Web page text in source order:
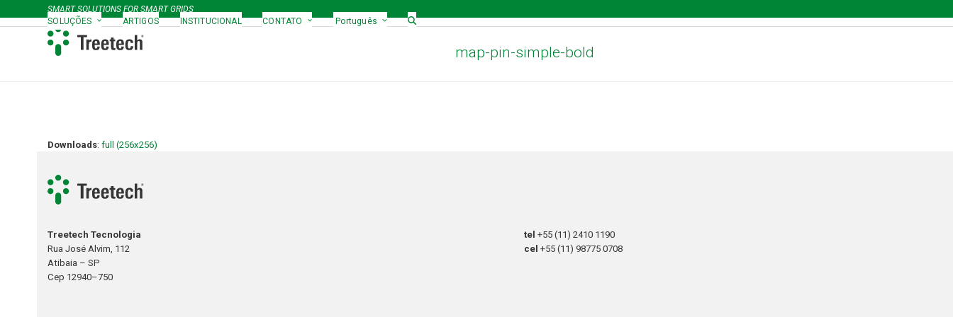
to
SMART SOLUTIONS FOR SMART GRIDS
SOLUÇÕES
ARTIGOS INSTITUCIONAL CONTATO Português
map-pin-simple-bold
Downloads:full (256x256)
Treetech Tecnologia
Rua José Alvim, 112
Atibaia – SP
Cep 12940–750
tel+55 (11) 2410 1190
cel+55 (11) 98775 0708